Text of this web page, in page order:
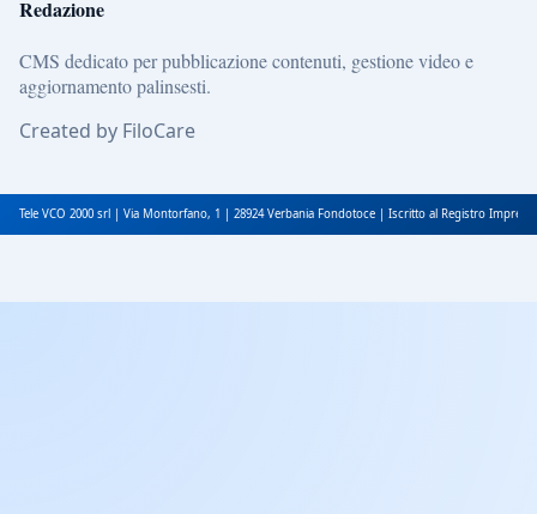
Redazione
CMS dedicato per pubblicazione contenuti, gestione video e
aggiornamento palinsesti.
Created by FiloCare
Tele VCO 2000 srl | Via Montorfano, 1 | 28924 Verbania Fondotoce | Iscritto al Registro Imprese